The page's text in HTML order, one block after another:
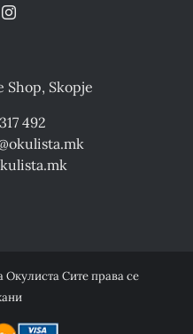
Skopje
492
Сите права се